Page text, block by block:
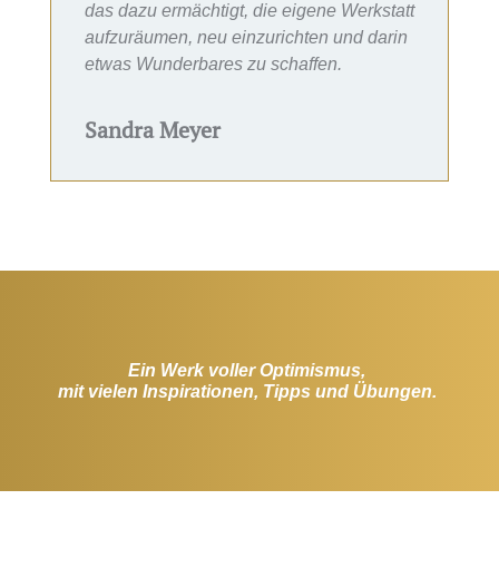
das dazu ermächtigt, die eigene Werkstatt
aufzuräumen, neu einzurichten und darin
etwas Wunderbares zu schaffen.
Sandra Meyer
Ein Werk voller Optimismus,
mit vielen Inspirationen, Tipps und Übungen.